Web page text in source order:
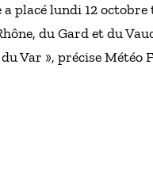
a placé lundi 12
du Gard et du
Var », précise Météo